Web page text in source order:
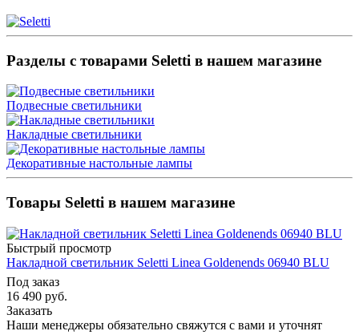
Разделы с товарами Seletti в нашем магазине
Подвесные светильники
Накладные светильники
Декоративные настольные лампы
Товары Seletti в нашем магазине
Быстрый просмотр
Накладной светильник Seletti Linea Goldenends 06940 BLU
Под заказ
16 490 руб.
Заказать
Наши менеджеры обязательно свяжутся с вами и уточнят